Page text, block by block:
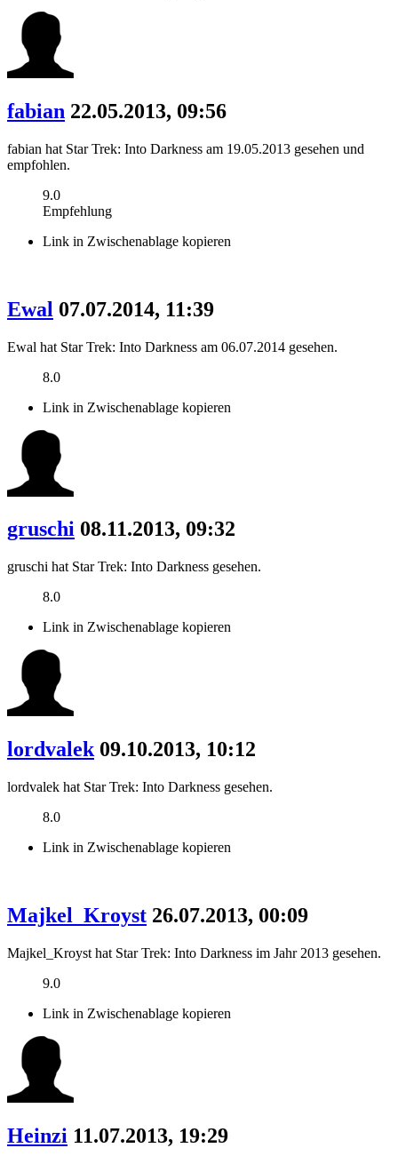
fabian 22.05.2013, 09:56
fabian hat Star Trek: Into Darkness am 19.05.2013 gesehen und
empfohlen.
9.0
Empfehlung
Link in Zwischenablage kopieren
Ewal 07.07.2014, 11:39
Ewal hat Star Trek: Into Darkness am 06.07.2014 gesehen.
8.0
Link in Zwischenablage kopieren
gruschi 08.11.2013, 09:32
gruschi hat Star Trek: Into Darkness gesehen.
8.0
Link in Zwischenablage kopieren
lordvalek 09.10.2013, 10:12
lordvalek hat Star Trek: Into Darkness gesehen.
8.0
Link in Zwischenablage kopieren
Majkel_Kroyst 26.07.2013, 00:09
Majkel_Kroyst hat Star Trek: Into Darkness im Jahr 2013 gesehen.
9.0
Link in Zwischenablage kopieren
Heinzi 11.07.2013, 19:29